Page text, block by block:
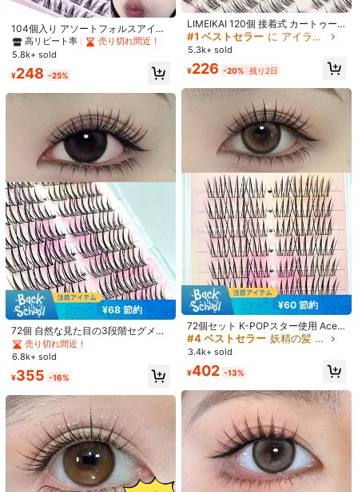
4.91 31K フォロワー
31K フォロワー
¥59 節約
100個 自己接着式つけまつげクラス
ター、11-13mm混合長さ ふわふわ個
別まつげ、自己接着式DIYまつげエク
ステンション、まつげクラスター、
ナチュラルカールCカールまつげク
ラスター、つけまつげ、日常着用
4.4k+ sold
¥397 -13%
¥73 節約
100/120ペア グルー不要 Cカール 自
己接着式クラスターまつげ プレグル
ソフト 韓国スタイル つけまつげ セ
#1 ベストセラー 接着剤不要、リムーバー不要 まつ毛1本ずつ
売り切れ間近！
#1 ベストセラー
売り切れ間近！
#1 ベストセラー
売り切れ間近！
#1 ベストセラー
売り切れ間近！
10k+ sold
290
¥10 節約
Asiteo 3Dフェイクミンクまつげ 10
ック、カーリー&リアルなまつげエク
#9 ベストセラー に つけまつげ & 接着剤
高リピート率 売り切れ間近！
高リピート率 売り切れ間近！
高リピート率 売り切れ間近！
#9 ベストセラー に つけまつげ & 接着剤
高リピート率 売り切れ間近！
10k+ sold
¥415 -2%
¥91 節約
接着剤不要 – 100個 CCカール スイ
ートラビットスタイル つけまつげ、
ソフト&ナチュラル、3秒クイック装
着、軽量&再利用可能、デイリーウェ
アに適しています
高リピート率
363 -20% 残り2日
104個入り アソートフォルスアイラ
ッシュセット: コスプレ、漫画、人形
メイク、キャットアイメイクに適し
維製、ナチュラルスタイル、クリス
オプション、6-15mmの長さ - 初心
者向け、再利用可能、クリスマスや
パーティーに最適 - 素晴らしいギフ
トチョイス
高リピート率
売り切れ間近！
5.8k+ sold
¥248 -25%
¥68 節約
72個 自然な見た目の3段階セグメン
ト入りルーズなつけまつげ 初心者向
け、再利用可能な自己接着式ラッシ
ター、個別つけまつげ、つけまつげ
売り切れ間近！
6.8k+ sold
¥355 -16%
LIMEIKAI 120個 接着式 カートゥー
ン風ひまわり 模造つけまつげ、目を
大きく見せられる再利用可
#1 ベストセラー に アイラッシュ 拡張機能
売り切れ間近！
#1 ベストセラー に アイラッシュ 拡張機能
売り切れ間近！
#1 ベストセラー に アイラッシュ 拡張機能
売り切れ間近！
#1 ベストセラー
売り切れ間近！
5.3k+ sold
¥226 -20% 残り2日
¥60 節約
72個セット K-POPスター使用 Ace
ナチュラル&フワフワ つけまつげ、
ミニデビル Cカール つけまつげ、ナ
のまつげクラスター
#4 ベストセラー 妖精の髪 まつ毛1本ずつ
売り切れ間近！
#4 ベストセラー 妖精の髪 まつ毛1本ずつ
売り切れ間近！
#4 ベストセラー 妖精の髪 まつ毛1本ずつ
売り切れ間近！
#4 ベストセラー
3.4k+ sold
¥402 -13%